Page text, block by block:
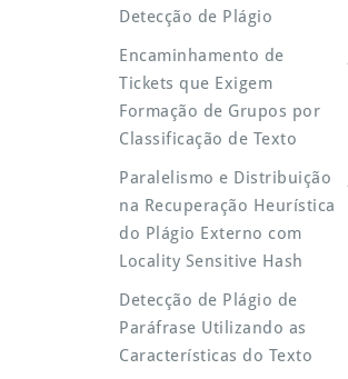
Detecção de Plágio
Encaminhamento de
Tickets que Exigem
Formação de Grupos por
Classificação de Texto
Paralelismo e Distribuição
na Recuperação Heurística
do Plágio Externo com
Locality Sensitive Hash
Detecção de Plágio de
Paráfrase Utilizando as
Características do Texto